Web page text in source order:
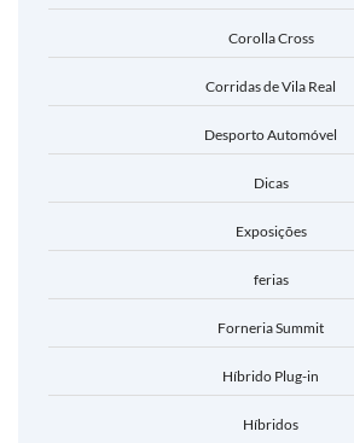
Corolla Cross
Corridas de Vila Real
Desporto Automóvel
Dicas
Exposições
ferias
Forneria Summit
Híbrido Plug-in
Híbridos